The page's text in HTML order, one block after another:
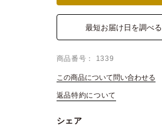
最短お届け日を調べる
商品番号 1339
この商品について問い合わせる
返品特約について
シェア